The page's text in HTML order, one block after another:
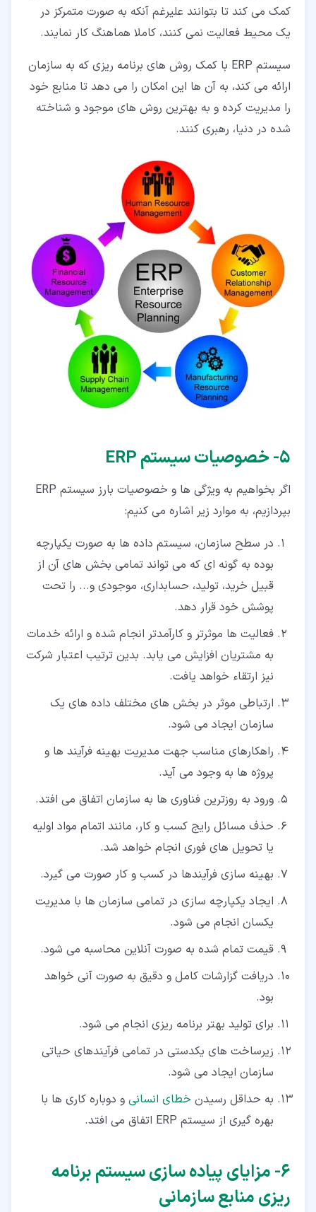
کمک می کند تا بتوانند علیرغم آنکه به صورت متمرکز در
یک محیط فعالیت نمی کنند، کاملا هماهنگ کار نمایند.
سیستم ERP با کمک روش های برنامه ریزی که به سازمان
ارائه می کند، به آن ها این امکان را می دهد تا منابع خود
را مدیریت کرده و به بهترین روش های موجود و شناخته
شده در دنیا، رهبری کنند.
۵‏- خصوصیات سیستم ERP
اگر بخواهیم به ویژگی ها و خصوصیات بارز سیستم ERP
بپردازیم، به موارد زیر اشاره می کنیم:
در سطح سازمان، سیستم داده ها به صورت یکپارچه
بوده به گونه ای که می تواند تمامی بخش های آن از
قبیل خرید، تولید، حسابداری، موجودی و... را تحت
پوشش خود قرار دهد.
فعالیت ها موثرتر و کارآمدتر انجام شده و ارائه خدمات
به مشتریان افزایش می یابد. بدین ترتیب اعتبار شرکت
نیز ارتقاء خواهد یافت.
ارتباطی موثر در بخش های مختلف داده های یک
سازمان ایجاد می شود.
راهکارهای مناسب جهت مدیریت بهینه فرآیند ها و
پروژه ها به وجود می آید.
ورود به روزترین فناوری ها به سازمان اتفاق می افتد.
حذف مسائل رایج کسب و کار، مانند اتمام مواد اولیه
یا تحویل های فوری انجام خواهد شد.
بهینه سازی فرآیندها در کسب و کار صورت می گیرد.
ایجاد یکپارچه سازی در تمامی سازمان ها با مدیریت
یکسان انجام می شود.
قیمت تمام شده به صورت آنلاین محاسبه می شود.
دریافت گزارشات کامل و دقیق به صورت آنی خواهد
بود.
برای تولید بهتر برنامه ریزی انجام می شود.
زیرساخت های یکدستی در تمامی فرآیندهای حیاتی
سازمان ایجاد می شود.
به حداقل رسیدن خطای انسانی و دوباره کاری ها با
بهره گیری از سیستم ERP اتفاق می افتد.
۶‏- مزایای پیاده سازی سیستم برنامه
ریزی منابع سازمانی